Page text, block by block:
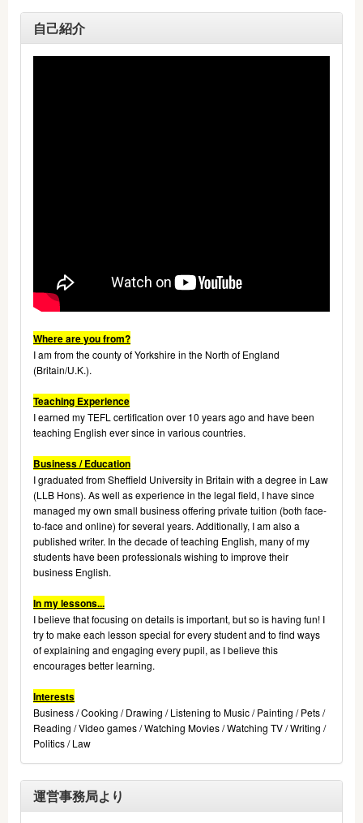
自己紹介
Where are you from?
I am from the county of Yorkshire in the North of England
(Britain/U.K.).
Teaching Experience
I earned my TEFL certification over 10 years ago and have been
teaching English ever since in various countries.
Business / Education
I graduated from Sheffield University in Britain with a degree in Law
(LLB Hons). As well as experience in the legal field, I have since
managed my own small business offering private tuition (both face-
to-face and online) for several years. Additionally, I am also a
published writer. In the decade of teaching English, many of my
students have been professionals wishing to improve their
business English.
In my lessons...
I believe that focusing on details is important, but so is having fun! I
try to make each lesson special for every student and to find ways
of explaining and engaging every pupil, as I believe this
encourages better learning.
Interests
Business / Cooking / Drawing / Listening to Music / Painting / Pets /
Reading / Video games / Watching Movies / Watching TV / Writing /
Politics / Law
運営事務局より